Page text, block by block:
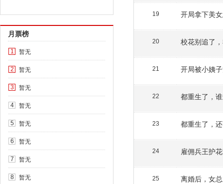
月票榜
1 暂无
2 暂无
3 暂无
4 暂无
5 暂无
6 暂无
7 暂无
8 暂无
19 开局拿下美
20 校花别追了
21 开局被小姨
22 都重生了，
23 都重生了，
24 雇佣兵王护
25 离婚后，女